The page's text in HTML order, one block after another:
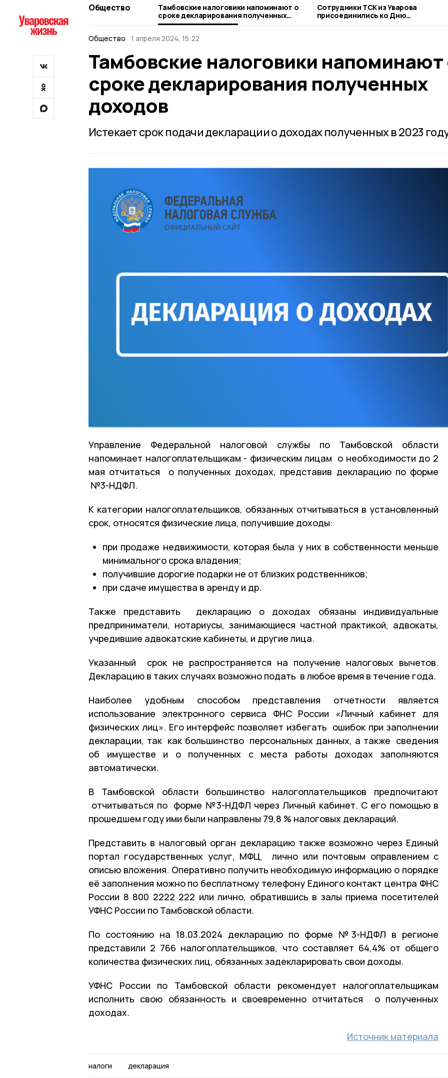
Общество
Тамбовские налоговики напоминают о
сроке декларирования полученных
доходов
Сотрудники ТСК из Уварова
присоединились ко Дню
благотворительного труда
Общество
1 апреля 2024, 15:22
Тамбовские налоговики напоминают
сроке декларирования полученных
доходов
Истекает срок подачи декларации о доходах полученных в 2023
Управление Федеральной налоговой службы по Тамбовской области
напоминает налогоплательщикам - физическим лицам о необходимости до 2
мая отчитаться о полученных доходах, представив декларацию по форме
№3-НДФЛ.
К категории налогоплательщиков, обязанных отчитываться в установленный
срок, относятся физические лица, получившие доходы:
при продаже недвижимости, которая была у них в собственности меньше
минимального срока владения;
получившие дорогие подарки не от близких родственников;
при сдаче имущества в аренду и др.
Также представить декларацию о доходах обязаны индивидуальные
предприниматели, нотариусы, занимающиеся частной практикой, адвокаты,
учредившие адвокатские кабинеты, и другие лица.
Указанный срок не распространяется на получение налоговых вычетов.
Декларацию в таких случаях возможно подать в любое время в течение года.
Наиболее удобным способом представления отчетности является
использование электронного сервиса ФНС России «Личный кабинет для
физических лиц». Его интерфейс позволяет избегать ошибок при заполнении
декларации, так как большинство персональных данных, а также сведения
об имуществе и о полученных с места работы доходах заполняются
автоматически.
В Тамбовской области большинство налогоплательщиков предпочитают
отчитываться по форме №3-НДФЛ через Личный кабинет. С его помощью в
прошедшем году ими были направлены 79,8 % налоговых деклараций.
Представить в налоговый орган декларацию также возможно через Единый
портал государственных услуг, МФЦ, лично или почтовым оправлением с
описью вложения. Оперативно получить необходимую информацию о порядке
её заполнения можно по бесплатному телефону Единого контакт центра ФНС
России 8 800 2222 222 или лично, обратившись в залы приема посетителей
УФНС России по Тамбовской области.
По состоянию на 18.03.2024 декларацию по форме №3-НДФЛ в регионе
представили 2 766 налогоплательщиков, что составляет 64,4% от общего
количества физических лиц, обязанных задекларировать свои доходы.
УФНС России по Тамбовской области рекомендует налогоплательщикам
исполнить свою обязанность и своевременно отчитаться о полученных
доходах.
Источник материала
налоги декларация